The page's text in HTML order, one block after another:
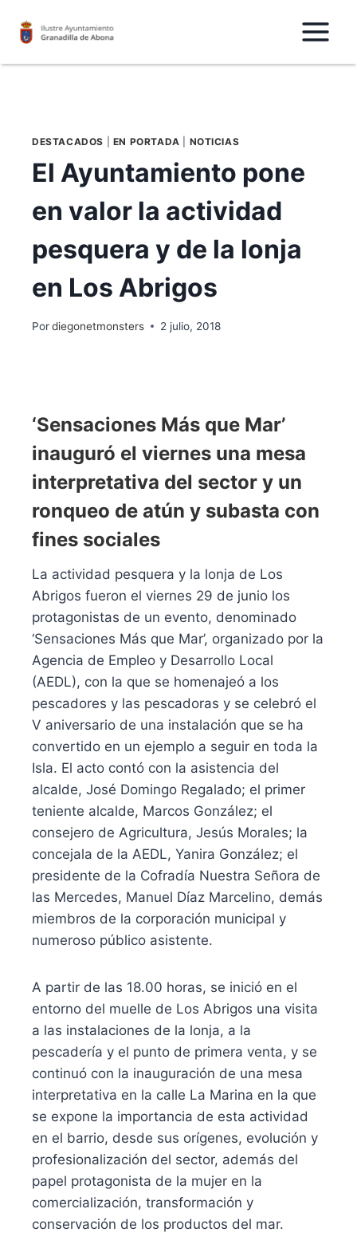
DESTACADOS EN PORTADA NOTICIAS
El Ayuntamiento pone
en valor la actividad
pesquera y de la lonja
en Los Abrigos
Pordiegonetmonsters 2 julio, 2018
‘Sensaciones Más que Mar’
inauguró el viernes una mesa
interpretativa del sector y un
ronqueo de atún y subasta con
fines sociales
La actividad pesquera y la lonja de Los
Abrigos fueron el viernes 29 de junio los
protagonistas de un evento, denominado
‘Sensaciones Más que Mar’, organizado por la
Agencia de Empleo y Desarrollo Local
(AEDL), con la que se homenajeó a los
pescadores y las pescadoras y se celebró el
V aniversario de una instalación que se ha
convertido en un ejemplo a seguir en toda la
Isla. El acto contó con la asistencia del
alcalde, José Domingo Regalado; el primer
teniente alcalde, Marcos González; el
consejero de Agricultura, Jesús Morales; la
concejala de la AEDL, Yanira González; el
presidente de la Cofradía Nuestra Señora de
las Mercedes, Manuel Díaz Marcelino, demás
miembros de la corporación municipal y
numeroso público asistente.
A partir de las 18.00 horas, se inició en el
entorno del muelle de Los Abrigos una visita
a las instalaciones de la lonja, a la
pescadería y el punto de primera venta, y se
continuó con la inauguración de una mesa
interpretativa en la calle La Marina en la que
se expone la importancia de esta actividad
en el barrio, desde sus orígenes, evolución y
profesionalización del sector, además del
papel protagonista de la mujer en la
comercialización, transformación y
conservación de los productos del mar.